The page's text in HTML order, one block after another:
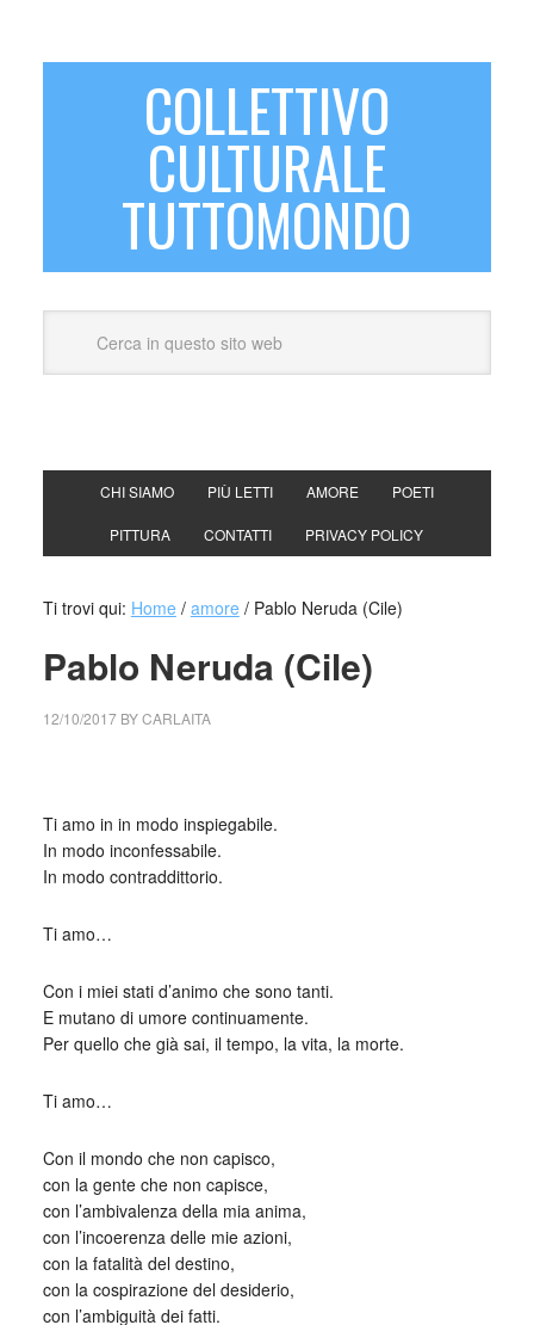
COLLETTIVO
CULTURALE
TUTTOMONDO
CHI SIAMO PIÙ LETTI AMORE POETI
PITTURA CONTATTI PRIVACY POLICY
Ti trovi qui: Home / amore /Pablo Neruda (Cile)
Pablo Neruda (Cile)
12/10/2017BYCARLAITA
Ti amo in in modo inspiegabile.
In modo inconfessabile.
In modo contraddittorio.
Ti amo…
Con i miei stati d’animo che sono tanti.
E mutano di umore continuamente.
Per quello che già sai, il tempo, la vita, la morte.
Ti amo…
Con il mondo che non capisco,
con la gente che non capisce,
con l’ambivalenza della mia anima,
con l’incoerenza delle mie azioni,
con la fatalità del destino,
con la cospirazione del desiderio,
con l’ambiguità dei fatti.